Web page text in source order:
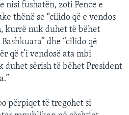
nisi fushatën, zoti Pence e
thënë se “cilido që e vendos
kurrë nuk duhet të bëhet
dhe “cilido që
që t’i vendosë ata mbi
duhet sërish të bëhet President
përpiqet të tregohet si